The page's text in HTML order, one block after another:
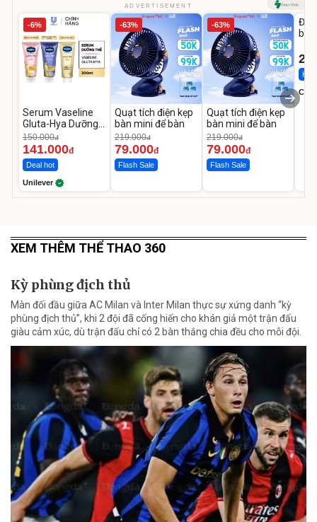
ADVERTISEMENT
-6%
Serum Vaseline
Gluta-Hya Dưỡng
Da Sáng Mịn Sau 7
Ngày
150.000đ
141.000đ
Deal hot
Unilever
-63%
Quạt tích điện kẹp
bàn mini để bàn
219.000đ
79.000đ
Flash Sale
-63%
Quạt tích điện kẹp
bàn mini để bàn
219.000đ
79.000đ
Flash Sale
Đai
bé
Hot
XEM THÊM THỂ THAO 360
Kỳ phùng địch thủ
Màn đối đầu giữa AC Milan và Inter Milan thực sự xứng danh “kỳ
phùng địch thủ”, khi 2 đội đã cống hiến cho khán giả một trận đấu
giàu cảm xúc, dù trận đấu chỉ có 2 bàn thắng chia đều cho mỗi đội.